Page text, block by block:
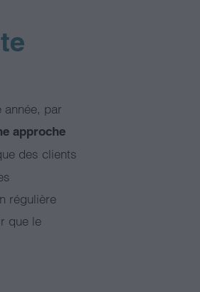
par
approche
des clients
régulière
que le